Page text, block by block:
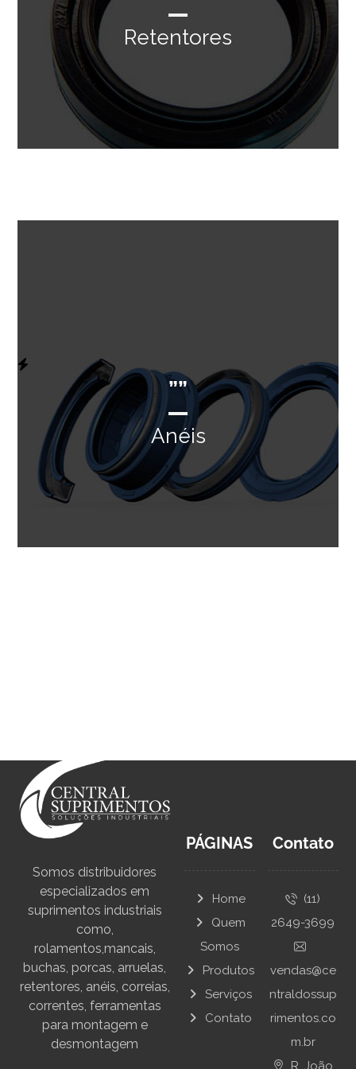
Retentores
””
Anéis
Somos distribuidores
especializados em
suprimentos industriais
como,
rolamentos,mancais,
buchas, porcas, arruelas,
retentores, anéis, correias,
correntes, ferramentas
para montagem e
desmontagem
PÁGINAS
Home
Quem
Somos
Produtos
Serviços
Contato
Contato
(11)
2649-3699
vendas@ce
ntraldossup
rimentos.co
m.br
R. João